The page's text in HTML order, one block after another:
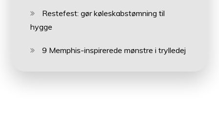
Restefest: gør køleskabstømning til
hygge
9 Memphis-inspirerede mønstre i trylledej